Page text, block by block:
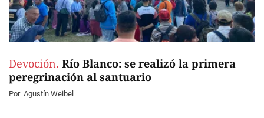
Devoción. Río Blanco: se realizó la primera
peregrinación al santuario
Por Agustín Weibel